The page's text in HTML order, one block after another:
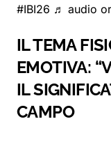
#IBI26 ♬ audio
IL TEMA
EMOTIVA:
IL
CAMPO